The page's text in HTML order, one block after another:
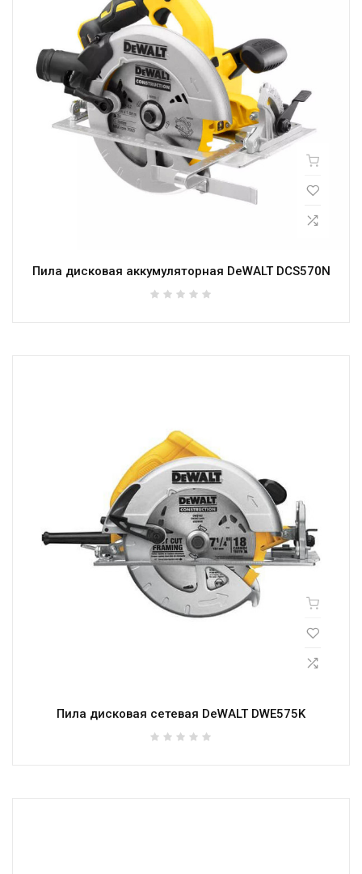
Пила дисковая аккумуляторная DeWALT DCS570N
Пила дисковая сетевая DeWALT DWE575K